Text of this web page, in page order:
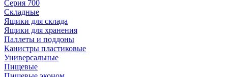
Серия 700
Складные
Ящики для склада
Ящики для хранения
Паллеты и поддоны
Канистры пластиковые
Универсальные
Пищевые